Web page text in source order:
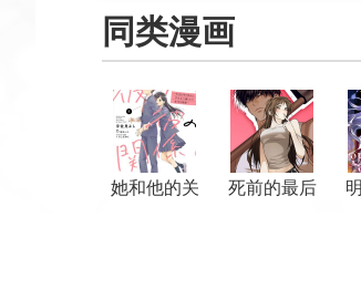
同类漫画
她和他的关
死前的最后